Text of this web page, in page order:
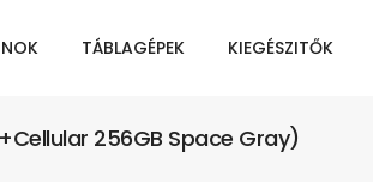
TÁBLAGÉPEK KIEGÉSZITŐK
256GB Space Gray)